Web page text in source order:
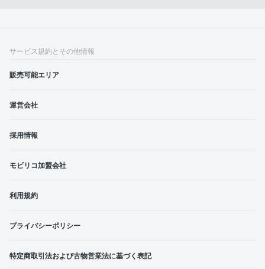
サービス規約とその他情報
販売可能エリア
運営会社
採用情報
モビリコ加盟会社
利用規約
プライバシーポリシー
特定商取引法および古物営業法に基づく表記